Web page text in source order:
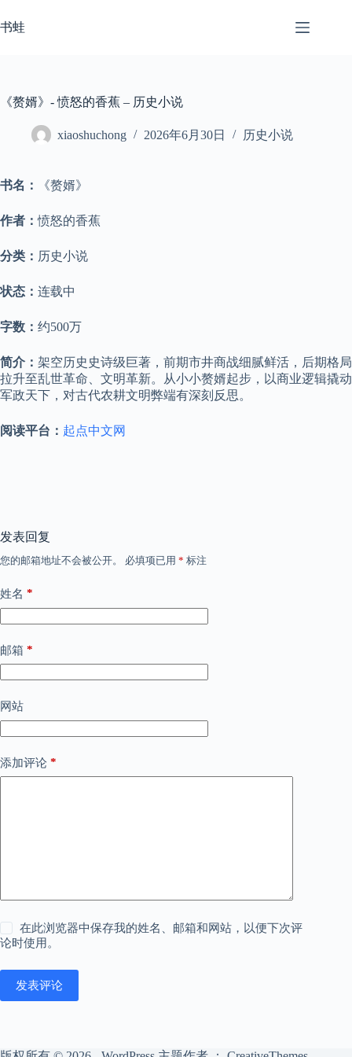
至
书蛙
《赘婿》- 愤怒的香蕉 – 历史小说
xiaoshuchong 2026年6月30日 历史小说
书名： 《赘婿》
作者：愤怒的香蕉
分类： 历史小说
状态： 连载中
字数： 约500万
简介： 架空历史史诗级巨著，前期市井商战细腻鲜活，后期格局
拉升至乱世革命、文明革新。从小小赘婿起步，以商业逻辑撬动
军政天下，对古代农耕文明弊端有深刻反思。
阅读平台： 起点中文网
发表回复
您的邮箱地址不会被公开。 必填项已用 * 标注
姓名 *
邮箱 *
网站
添加评论 *
在此浏览器中保存我的姓名、邮箱和网站，以便下次评
论时使用。
发表评论